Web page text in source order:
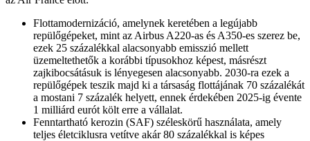
Flottamodernizáció, amelynek keretében a legújabb
repülőgépeket, mint az Airbus A220-as és A350-es szerez be,
ezek 25 százalékkal alacsonyabb emisszió mellett
üzemeltethetők a korábbi típusokhoz képest, másrészt
zajkibocsátásuk is lényegesen alacsonyabb. 2030-ra ezek a
repülőgépek teszik majd ki a társaság flottájának 70 százalékát
a mostani 7 százalék helyett, ennek érdekében 2025-ig évente
1 milliárd eurót költ erre a vállalat.
Fenntartható kerozin (SAF) széleskörű használata, amely
teljes életciklusra vetítve akár 80 százalékkal is képes